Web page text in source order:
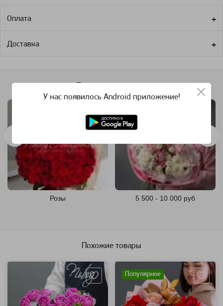
Оплата
Доставка
Розы 5 500 - 10 000 руб
Похожие товары
Популярное
У нас появилось Android приложение!